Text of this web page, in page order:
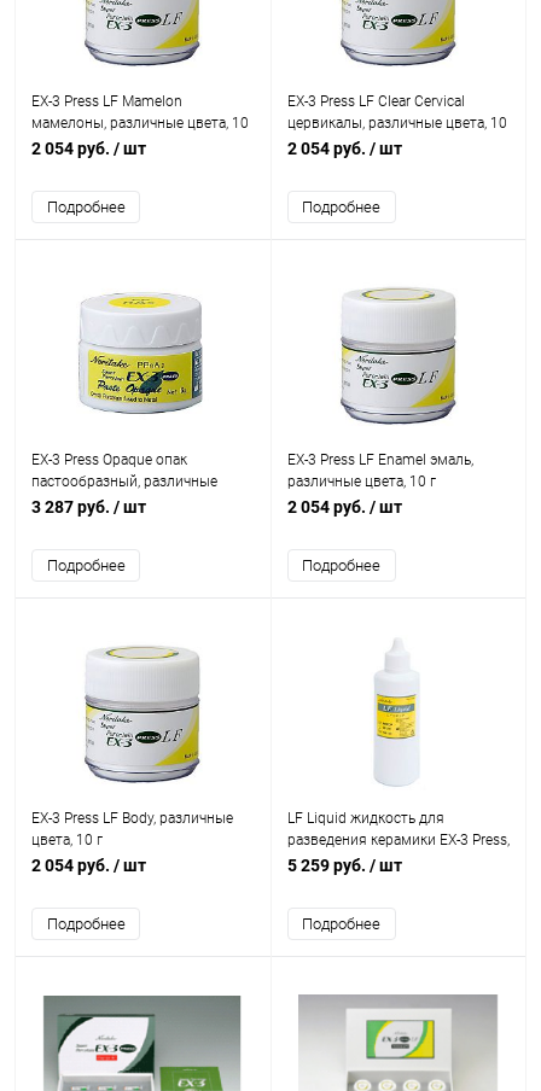
EX-3 Press LF Mamelon
мамелоны, различные цвета, 10
г
2 054 руб. / шт
Подробнее
EX-3 Press LF Clear Cervical
цервикалы, различные цвета, 10
г
2 054 руб. / шт
Подробнее
EX-3 Press Opaque опак
пастообразный, различные
цвета, 6 г
3 287 руб. / шт
Подробнее
EX-3 Press LF Enamel эмаль,
различные цвета, 10 г
2 054 руб. / шт
Подробнее
EX-3 Press LF Body, различные
цвета, 10 г
2 054 руб. / шт
Подробнее
LF Liquid жидкость для
разведения керамики EX-3 Press,
100 мл
5 259 руб. / шт
Подробнее